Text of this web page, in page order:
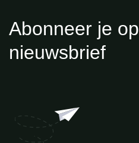
Abonneer je
nieuwsbrief